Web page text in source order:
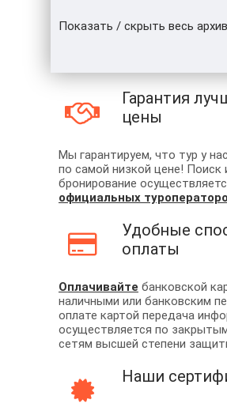
Показать / скрыть весь архив
Гарантия
цены
Мы гарантируем, что тур у
по самой низкой цене! Поиск
бронирование
официальных
Удобные
оплаты
Оплачивайте банковской
наличными или банковским
оплате картой передача
осуществляется по
сетям высшей степени
Наши